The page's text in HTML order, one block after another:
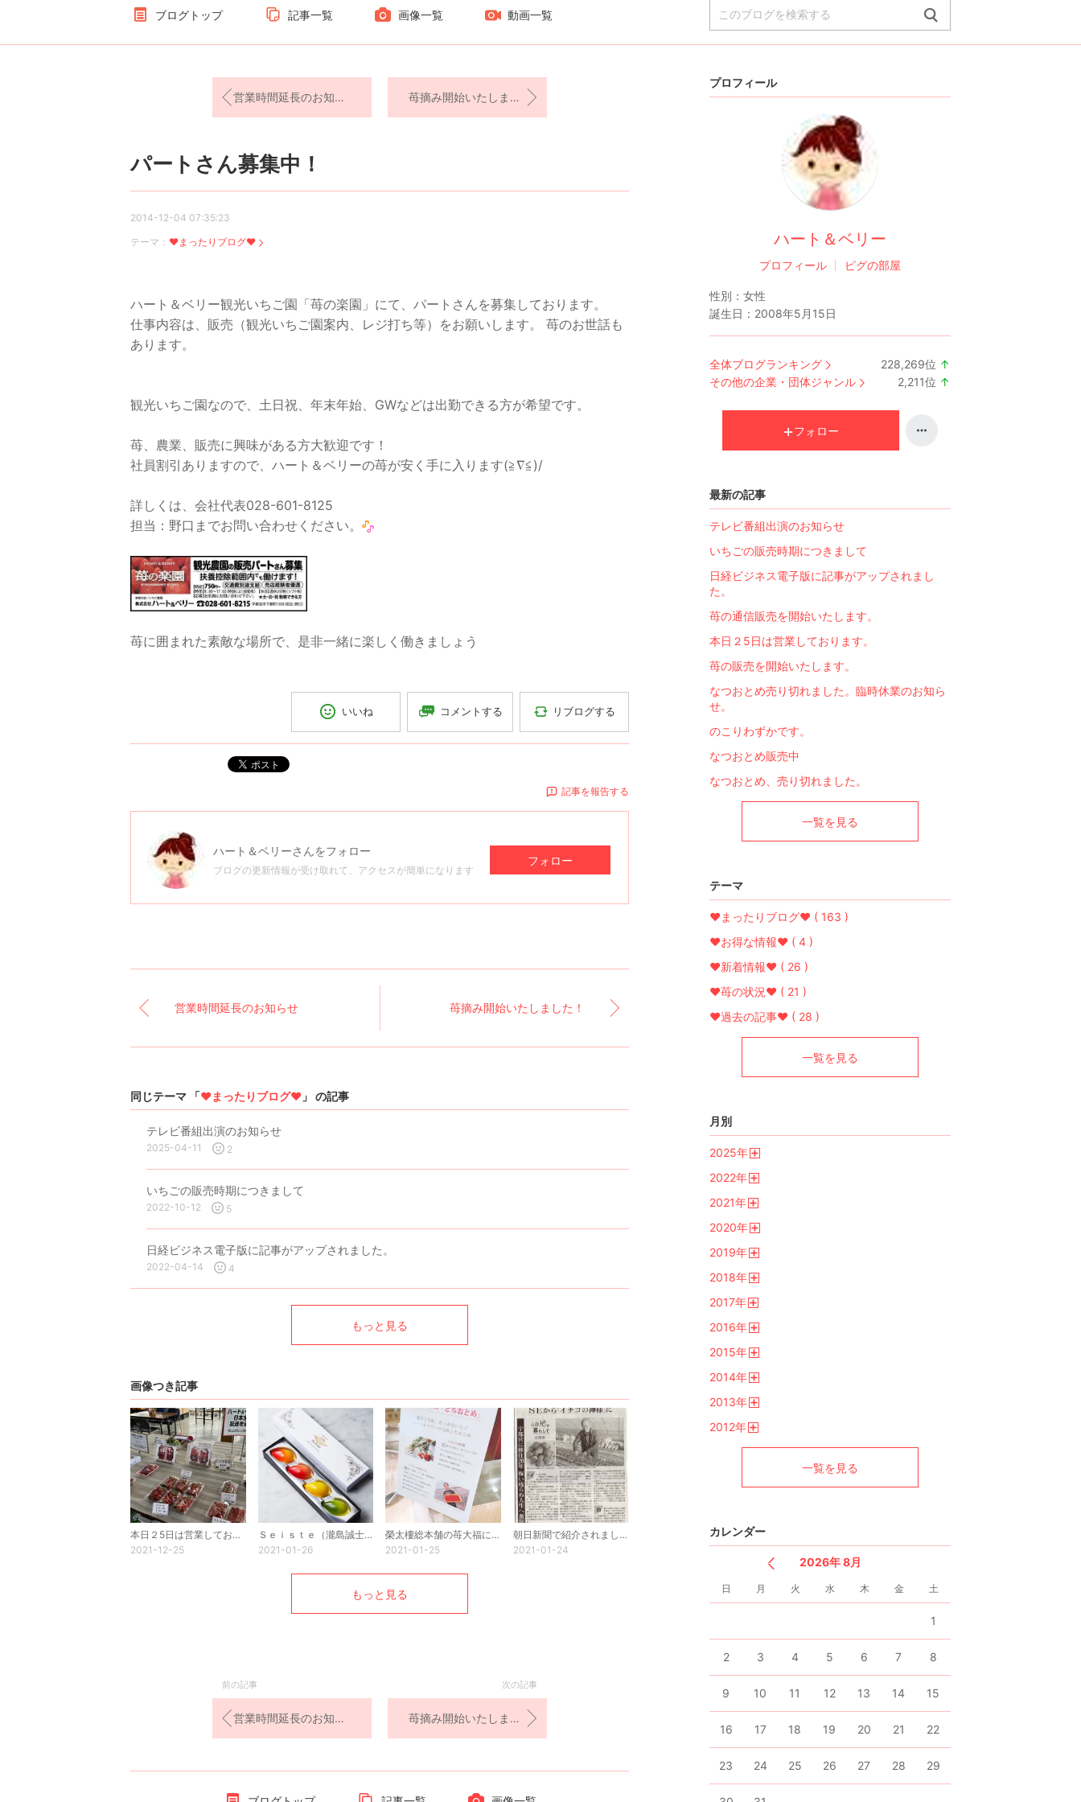
ブログトップ 記事一覧 画像一覧 動画一覧
営業時間延長のお知らせ 苺摘み開始いたしました！
パートさん募集中！
2014-12-04 07:35:23
テーマ： ♥まったりブログ♥
ハート＆ベリー観光いちご園「苺の楽園」にて、パートさんを募集しております。
仕事内容は、販売（観光いちご園案内、レジ打ち等）をお願いします。 苺のお世話も
あります。
観光いちご園なので、土日祝、年末年始、GWなどは出勤できる方が希望です。
苺、農業、販売に興味がある方大歓迎です！
社員割引ありますので、ハート＆ベリーの苺が安く手に入ります(≧∇≦)/
詳しくは、会社代表028-601-8125
担当：野口までお問い合わせください。
苺に囲まれた素敵な場所で、是非一緒に楽しく働きましょう
いいね コメントする リブログする
ポスト
記事を報告する
ハート＆ベリーさんをフォロー
ブログの更新情報が受け取れて、アクセスが簡単になります
フォロー
営業時間延長のお知らせ 苺摘み開始いたしました！
同じテーマ 「♥まったりブログ♥ 」 の記事
テレビ番組出演のお知らせ
2025-04-11 2
いちごの販売時期につきまして
2022-10-12 5
日経ビジネス電子版に記事がアップされました。
2022-04-14 4
もっと見る
画像つき記事
本日２5日は営業しております。
2021-12-25
Ｓｅｉｓｔｅ（瀧島誠士パティシエ）のボンボンショコラに使用されます。
2021-01-26
榮太樓総本舗の苺大福に当社の苺が採用されました。
2021-01-25
朝日新聞で紹介されました。
2021-01-24
もっと見る
前の記事
営業時間延長のお知らせ
次の記事
苺摘み開始いたしました！
プロフィール
ハート＆ベリー
プロフィール ピグの部屋
性別： 女性
誕生日： 2008年5月15日
全体ブログランキング 228,269位 ↑
その他の企業・団体ジャンル 2,211位 ↑
フォロー
最新の記事
テレビ番組出演のお知らせ
いちごの販売時期につきまして
日経ビジネス電子版に記事がアップされまし
た。
苺の通信販売を開始いたします。
本日２5日は営業しております。
苺の販売を開始いたします。
なつおとめ売り切れました。臨時休業のお知ら
せ。
のこりわずかです。
なつおとめ販売中
なつおとめ、売り切れました。
一覧を見る
テーマ
♥まったりブログ♥ ( 163 )
♥お得な情報♥ ( 4 )
♥新着情報♥ ( 26 )
♥苺の状況♥ ( 21 )
♥過去の記事♥ ( 28 )
一覧を見る
月別
2025年
2022年
2021年
2020年
2019年
2018年
2017年
2016年
2015年
2014年
2013年
2012年
一覧を見る
カレンダー
2026年 8月
日 月 火 水 木 金 土
1
2 3 4 5 6 7 8
9 10 11 12 13 14 15
16 17 18 19 20 21 22
23 24 25 26 27 28 29